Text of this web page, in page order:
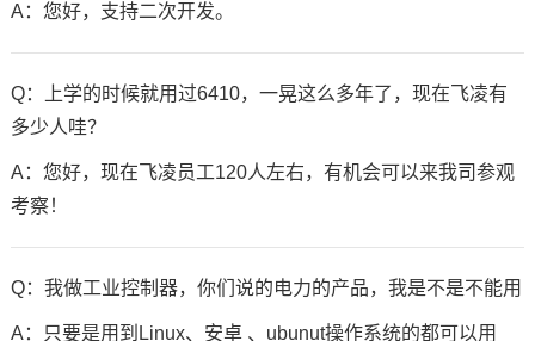
A：您好，支持二次开发。
Q：上学的时候就用过6410，一晃这么多年了，现在飞凌有
多少人哇？
A：您好，现在飞凌员工120人左右，有机会可以来我司参观
考察！
Q：我做工业控制器，你们说的电力的产品，我是不是不能用
A：只要是用到Linux、安卓 、ubunut操作系统的都可以用